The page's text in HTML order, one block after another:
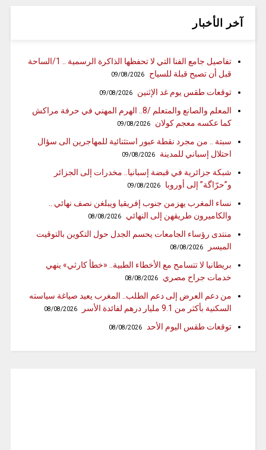
آخر الأخبار
تفاصيل جامع الفنا التي لا تحفظها الذاكرة الرسمية .. 1/الساحة
قبل أن تصبح قبلة للسياح
09/08/2026
توقعات طقس يوم غد الإثنين 09/08/2026
المعلم والصانع والمتعلم /8.. الهرم المهني في حرفة مراكش
كما عكسه معجم كولان
09/08/2026
سبتة .. من مجرد نقطة عبور استثنائية للمهاجرين الى سؤال
احتلال إسباني للمدينة
09/08/2026
شبكة جزائرية في قبضة إسبانيا.. مخدرات إلى الجزائر
و”حرّاگة” إلى أوروبا
09/08/2026
نساء المغرب يهزمن جنوب إفريقيا ويبلغن نصف نهائي ..
والكاميرون طريقهن إلى النهائي
08/08/2026
منتدى رؤساء الجامعات يحسم الجدل حول التكوين بالتوقيت
الميسر
08/08/2026
بريطانيا لا تتسامح مع الأخطاء الطبية.. «خطأ كارثي» ينهي
خدمات جراح مصري
08/08/2026
من دعم العرض إلى دعم الطلب.. المغرب يعيد صياغة سياسته
السكنية بأكثر من 9.1 مليار درهم لفائدة الأسر
08/08/2026
توقعات طقس اليوم الأحد 08/08/2026